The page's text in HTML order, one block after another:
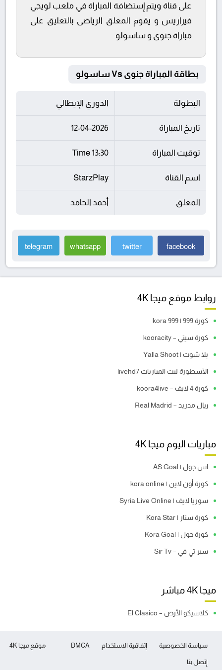
على قناة ويتم إستضافة المباراة في ملعب لويجي
فيراريس و يقوم المعلق الرياضى بالتعليق على
مباراة جنوى و ساسولو
بطاقة المباراة جنوى Vs ساسولو
البطولة الدوري الإيطالي
تاريخ المباراة 12-04-2026
توقيت المباراة 13:30 Time
اسم القناة StarzPlay
المعلق أحمد الحامد
facebook
twitter
whatsapp
telegram
روابط موقع ميجا 4K
كورة 999 | kora 999
كورة سيتي – kooracity
يلا شوت | Yalla Shoot
الأسطورة لبث المباريات livehd7
كورة 4 لايف – koora4live
ريال مدريد – Real Madrid
مباريات اليوم ميجا 4K
اس جول | AS Goal
كورة أون لاين | kora online
سوريا لايف | Syria Live Online
كورة ستار | Kora Star
كورة جول | Kora Goal
سير تي في – Sir Tv
ميجا 4K مباشر
كلاسيكو الأرض – El Clasico
موقع ميجا 4K سياسة الخصوصية إتفاقية الاستخدام DMCA
إتصل بنا